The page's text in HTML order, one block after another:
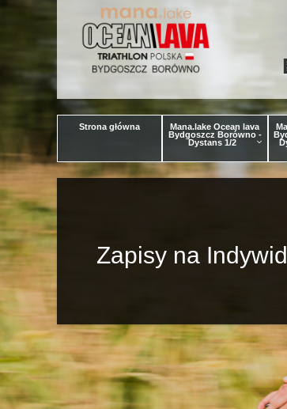
Strona główna
Mana.lake Ocean lava
Bydgoszcz Borówno -
Dystans 1/2
Zapisy na